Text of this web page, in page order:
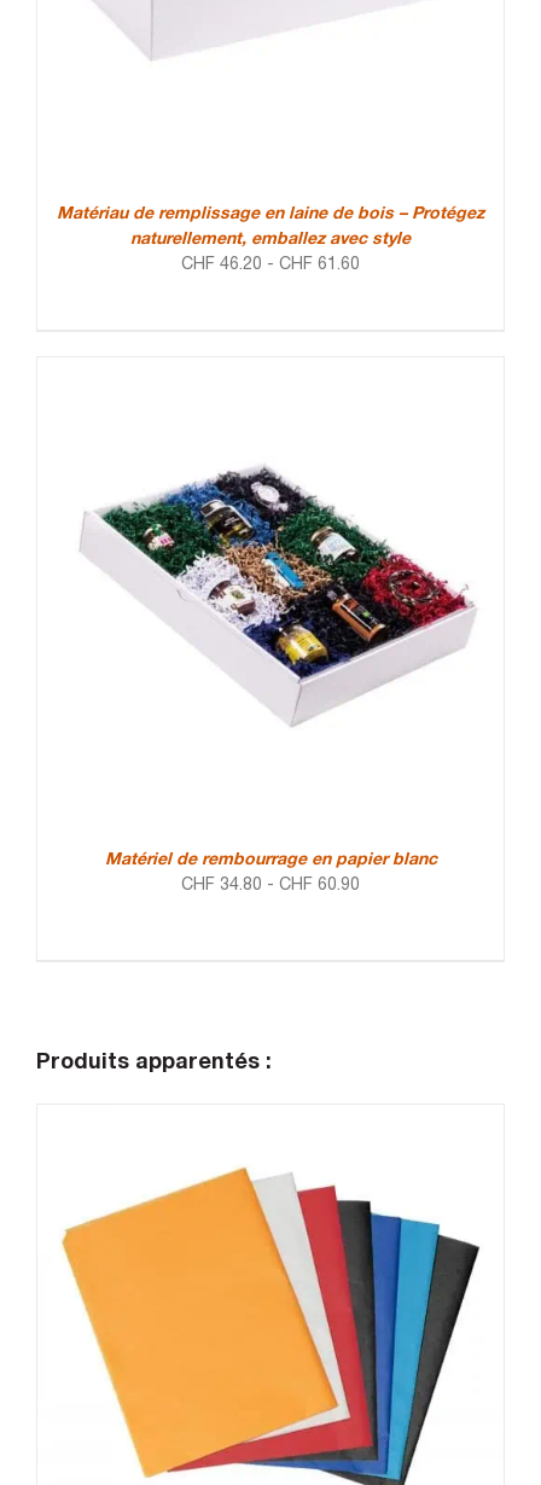
Matériau de remplissage en laine de bois – Protégez
naturellement, emballez avec style
CHF 46.20 - CHF 61.60
Matériel de rembourrage en papier blanc
CHF 34.80 - CHF 60.90
Produits apparentés :